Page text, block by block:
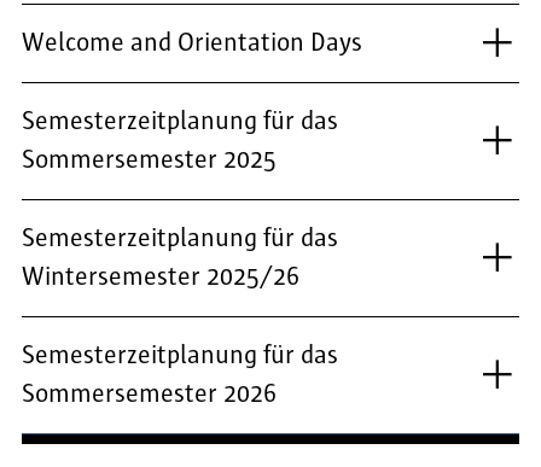
Welcome and Orientation Days
Semesterzeitplanung für das
Sommersemester 2025
Semesterzeitplanung für das
Wintersemester 2025/26
Semesterzeitplanung für das
Sommersemester 2026